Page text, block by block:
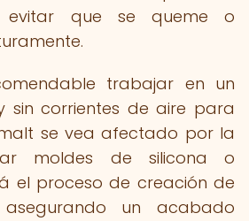
evitar que se queme o
trabajar en un
sin corrientes de aire para
se vea afectado por la
moldes de silicona o
el proceso de creación de
asegurando un acabado